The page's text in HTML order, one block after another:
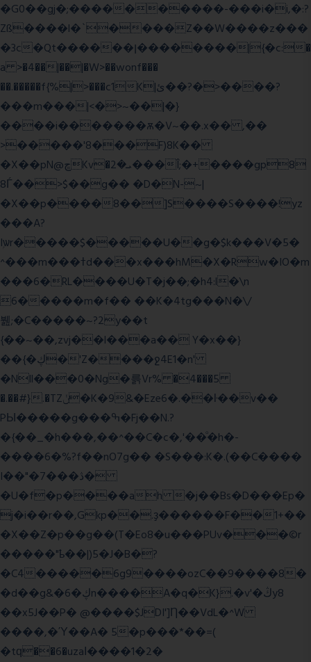
�G0��gj�;����������-���i�i,�:?
Zß����l�`����Z��W����z���
�3c�Qt������ן��������|{�c:�
a >�4��|��|�W>��wonf���
��.�����f{%|>���c1K|ئ��?�>����?
���m���|<�>~��|�}
����i�������ѫ�V~��.x�� ,��
>�����'8���F)8K��
�X��pN@ڇKv�ܝ�2���Î;�+����gp8
8Ѓ��>$��g�� �D�N-~|
�X��p����8��]S����S����!yz
���A?
Iۭѡr�����$�����U��g�$k���V�5�
^���m���ߙd���x���hM�X�Rw�IO�m
���6�RL����U�T�j��;�h4:l�\n
6�����m�f�� ��K�4tg���N�\/
뷆;�C�����~?2y��t
{��~��,zvj��l���a�� Y�x��}
��{�ڮ�'Z����ջ4E1�n'
�Nll���0�Ng�륽Vr% �4���5
�.��#}.�TZݩ�K�9&�Eze6�.��ŀ��v��
PЫ�����g���ߒ�Fj��N.?
�{��_�h���,��^��C�c�,'��ͦ�h�-
����6�%?f��nO7 g�� �S���:K�.(��C����
I��"�7 ���ڎ�
�U�f�p����ah �j��Bs�D���Ep�
j�i��r��,Gkp��.ҙ������F��1+��
�X��Z�p��g��(T�Eo8�u���PUv���©r
�����"ҍ��|)5�J�B�?
�C4�����6g9����ozC��9����8�
�d��g&�6�ڮn����A�q�K}.�v'�ڭy8
��x5J��P� @����$JDI']Ƞ��VdL�^W
����,�Ύ��A� 5�p���*��=(
�tԛ��6�uzaІ����1�2�